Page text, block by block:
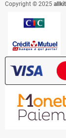
Copyright © 2025